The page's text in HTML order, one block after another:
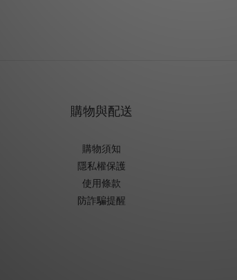
購物與配送
購物須知
隱私權保護
使用條款
防詐騙提醒